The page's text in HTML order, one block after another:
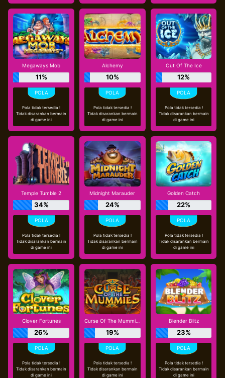
Megaways Mob
11%
Pola tidak tersedia !
Tidak disarankan bermain
di game ini
Alchemy
10%
Pola tidak tersedia !
Tidak disarankan bermain
di game ini
Out Of The Ice
12%
Pola tidak tersedia !
Tidak disarankan bermain
di game ini
Temple Tumble 2
34%
Pola tidak tersedia !
Tidak disarankan bermain
di game ini
Midnight Marauder
24%
Pola tidak tersedia !
Tidak disarankan bermain
di game ini
Golden Catch
22%
Pola tidak tersedia !
Tidak disarankan bermain
di game ini
Clover Fortunes
26%
Pola tidak tersedia !
Tidak disarankan bermain
di game ini
Curse Of The Mummies
19%
Pola tidak tersedia !
Tidak disarankan bermain
di game ini
Blender Blitz
23%
Pola tidak tersedia !
Tidak disarankan bermain
di game ini